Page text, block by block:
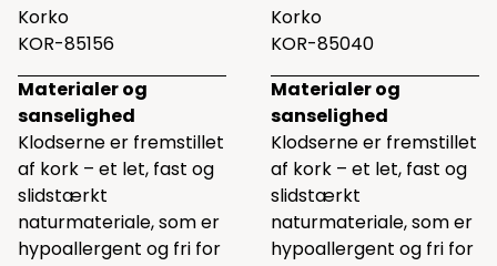
Korko
KOR-85156
Materialer og
sanselighed
Klodserne er fremstillet
af kork – et let, fast og
slidstærkt
naturmateriale, som er
hypoallergent og fri for
Korko
KOR-85040
Materialer og
sanselighed
Klodserne er fremstillet
af kork – et let, fast og
slidstærkt
naturmateriale, som er
hypoallergent og fri for